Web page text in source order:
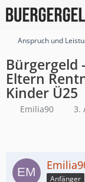
Anspruch und
Bürgergeld
Eltern
Kinder Ü25
Emilia90 3.
Anfänger